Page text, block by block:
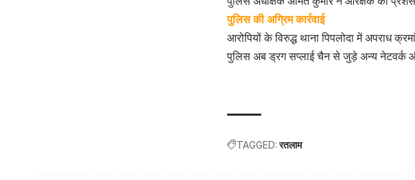
पुलिस की अग्रिम कार्रवाई
​आरोपियों के विरुद्ध थाना पिपलोदा में अपराध
पुलिस अब ड्रग सप्लाई चैन से जुड़े अन्य नेटवर्क
TAGGED: रतलाम